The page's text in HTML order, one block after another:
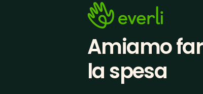
Amiamo
la spesa